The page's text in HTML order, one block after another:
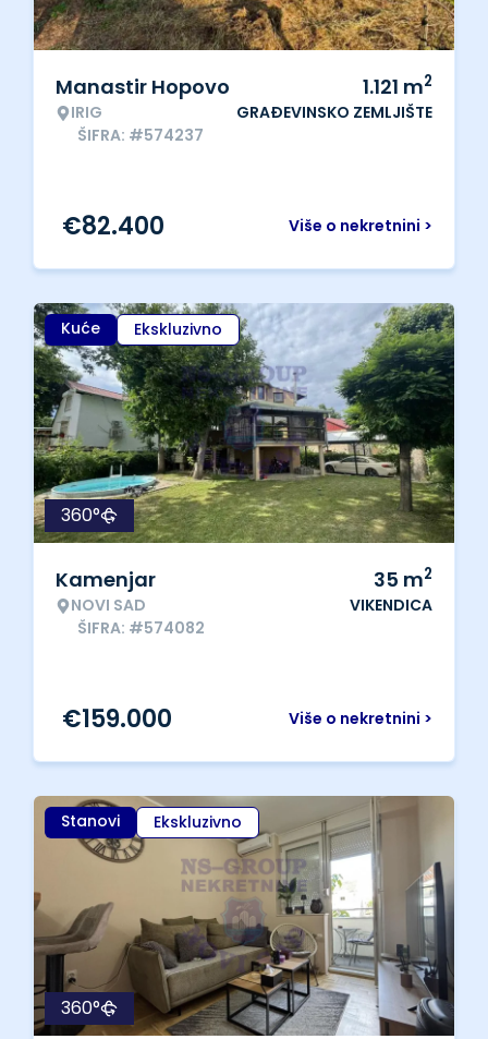
Manastir Hopovo
IRIG
ŠIFRA: #574237
1.121 m2
GRAĐEVINSKO ZEMLJIŠTE
Više o nekretnini >
€82.400
Kuće Ekskluzivno
360°
Kamenjar
NOVI SAD
ŠIFRA: #574082
35 m2
VIKENDICA
Više o nekretnini >
€159.000
Stanovi Ekskluzivno
360°